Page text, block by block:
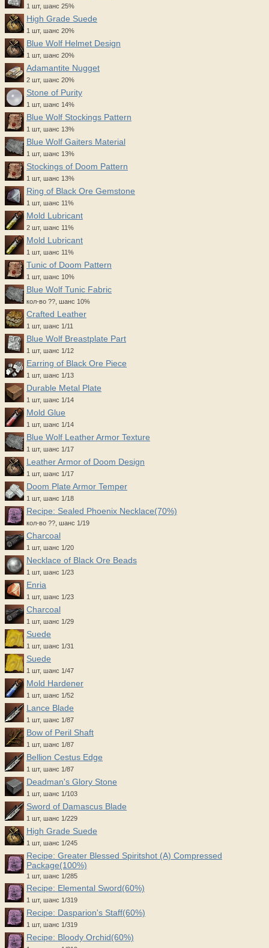
1 шт, шанс 25%
High Grade Suede
1 шт, шанс 20%
Blue Wolf Helmet Design
1 шт, шанс 20%
Adamantite Nugget
2 шт, шанс 20%
Stone of Purity
1 шт, шанс 14%
Blue Wolf Stockings Pattern
1 шт, шанс 13%
Blue Wolf Gaiters Material
1 шт, шанс 13%
Stockings of Doom Pattern
1 шт, шанс 13%
Ring of Black Ore Gemstone
1 шт, шанс 11%
Mold Lubricant
2 шт, шанс 11%
Mold Lubricant
1 шт, шанс 11%
Tunic of Doom Pattern
1 шт, шанс 10%
Blue Wolf Tunic Fabric
кол-во ??, шанс 10%
Crafted Leather
1 шт, шанс 1/11
Blue Wolf Breastplate Part
1 шт, шанс 1/12
Earring of Black Ore Piece
1 шт, шанс 1/13
Durable Metal Plate
1 шт, шанс 1/14
Mold Glue
1 шт, шанс 1/14
Blue Wolf Leather Armor Texture
1 шт, шанс 1/17
Leather Armor of Doom Design
1 шт, шанс 1/17
Doom Plate Armor Temper
1 шт, шанс 1/18
Recipe: Sealed Phoenix Necklace(70%)
кол-во ??, шанс 1/19
Charcoal
1 шт, шанс 1/20
Necklace of Black Ore Beads
1 шт, шанс 1/23
Enria
1 шт, шанс 1/23
Charcoal
1 шт, шанс 1/29
Suede
1 шт, шанс 1/31
Suede
1 шт, шанс 1/47
Mold Hardener
1 шт, шанс 1/52
Lance Blade
1 шт, шанс 1/87
Bow of Peril Shaft
1 шт, шанс 1/87
Bellion Cestus Edge
1 шт, шанс 1/87
Deadman's Glory Stone
1 шт, шанс 1/103
Sword of Damascus Blade
1 шт, шанс 1/229
High Grade Suede
1 шт, шанс 1/245
Recipe: Greater Blessed Spiritshot (A) Compressed
Package(100%)
1 шт, шанс 1/285
Recipe: Elemental Sword(60%)
1 шт, шанс 1/319
Recipe: Dasparion's Staff(60%)
1 шт, шанс 1/319
Recipe: Bloody Orchid(60%)